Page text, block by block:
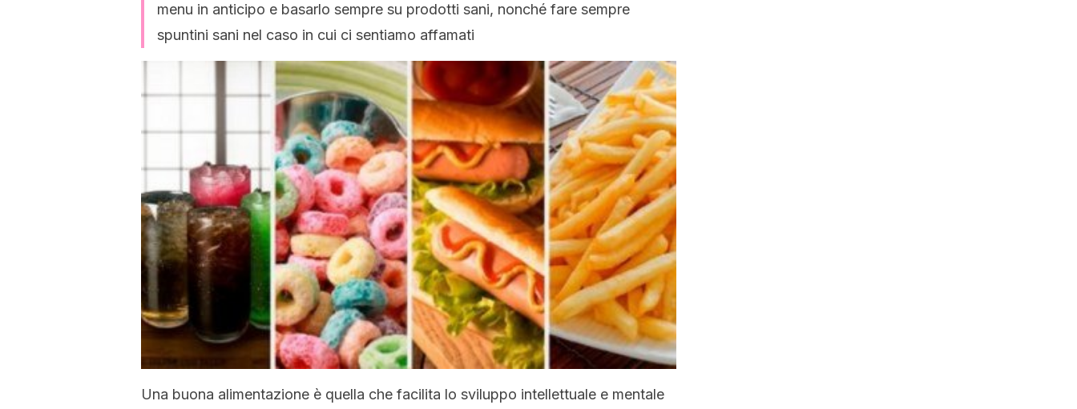
menu in anticipo e basarlo sempre su prodotti sani, nonché fare sempre
spuntini sani nel caso in cui ci sentiamo affamati
Una buona alimentazione è quella che facilita lo sviluppo intellettuale e mentale